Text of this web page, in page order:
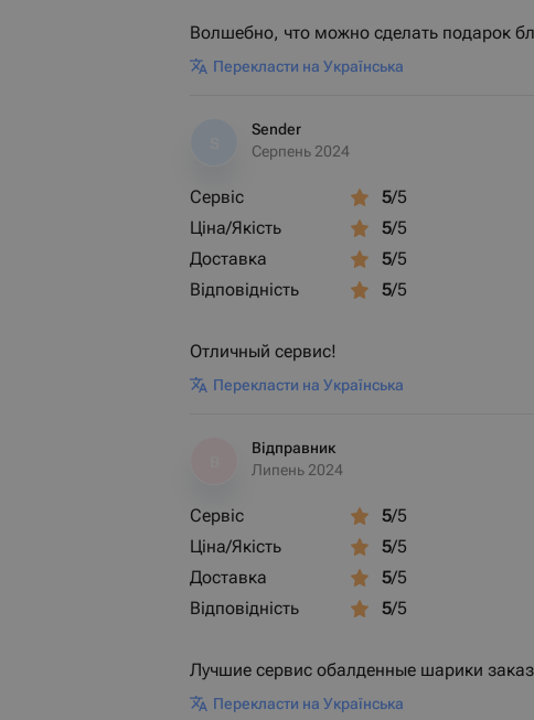
Волшебно, что можно сделать подарок
Перекласти на Українська
Sender
Серпень 2024
Сервіс 5/5
Ціна/Якість
5/5
Доставка
5/5
Відповідність
5/5
Отличный сервис!
Перекласти на Українська
Відправник
Липень 2024
Сервіс 5/5
Ціна/Якість
5/5
Доставка
5/5
Відповідність
5/5
Лучшие сервис обалденные шарики
Перекласти на Українська